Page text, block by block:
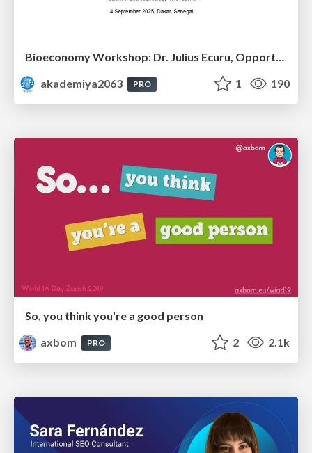
Bioeconomy Workshop: Dr. Julius Ecuru, Opportunities for a Bioeconomy in West Africa
akademiya2063
PRO 1 190
So, you think you're a good person
axbom
PRO 2 2.1k